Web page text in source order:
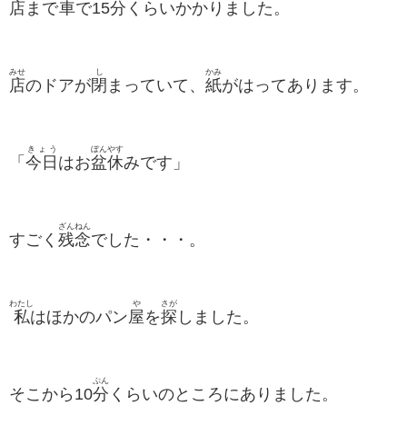
店 まで車で15分 くらいかかりました。
店
みせ
のドアが閉
し
まっていて、 紙
かみ
がはってあります。
「 今日
きょう
はお盆
ぼん
休
やす
みです」
すごく 残念
ざんねん
でした・・・。
私
わたし
はほかのパン屋
や
を探
さが
しました。
そこから10分
ぷん
くらいのところにありました。